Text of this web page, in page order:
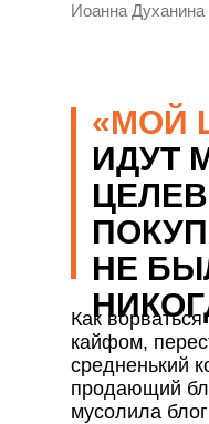
Как
кайфом,
средненький
продающий
мусолила
«МОЙ
ИДУТ
НЕ
Иоанна Духанина